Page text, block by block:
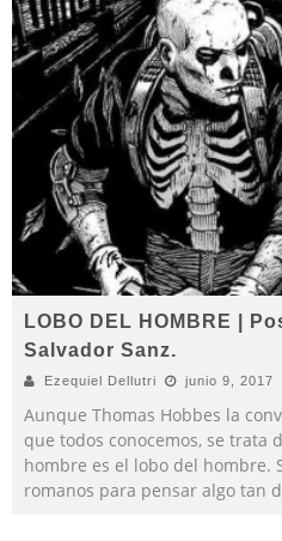
LOBO DEL HOMBRE |
Salvador Sanz.
Ezequiel Dellutri junio 9, 2017
Aunque Thomas Hobbes la
que todos conocemos, se trata
hombre es el lobo del hombre.
romanos para pensar algo tan